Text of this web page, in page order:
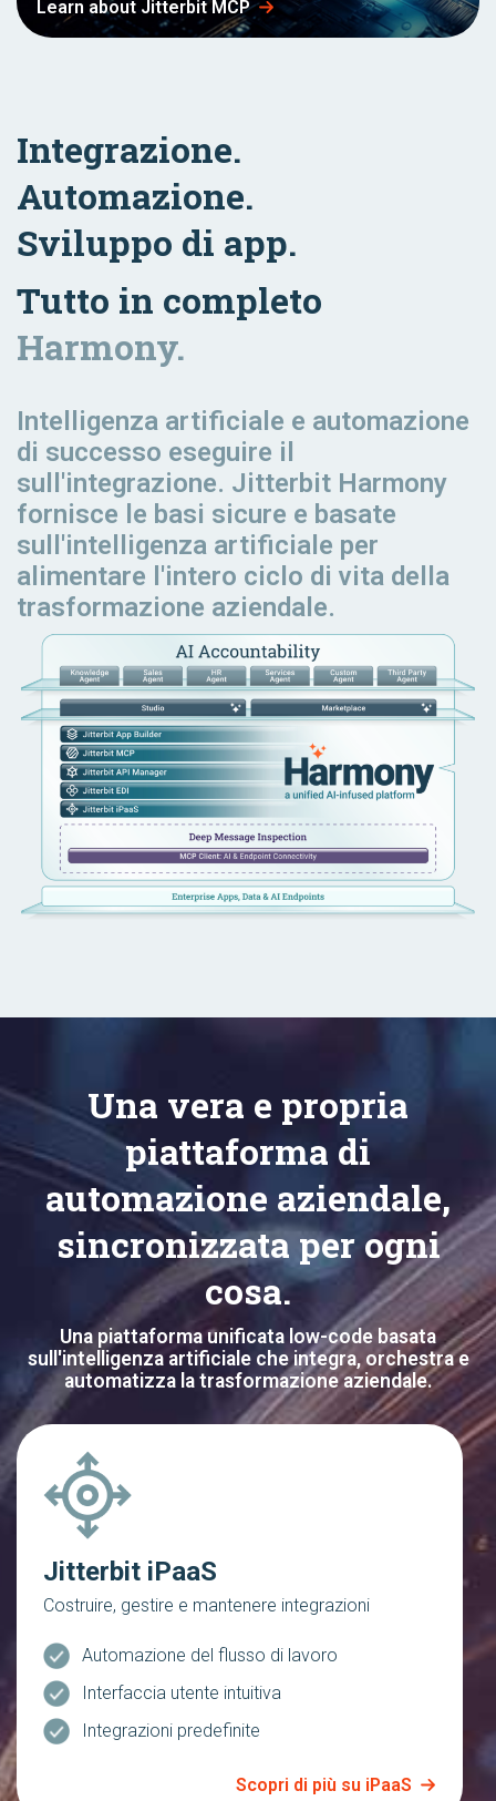
Learn about Jitterbit MCP
Integrazione.
Automazione.
Sviluppo di app.
Tutto in completo
Harmony.
Intelligenza artificiale e automazione
di successo eseguire il
sull'integrazione. Jitterbit Harmony
fornisce le basi sicure e basate
sull'intelligenza artificiale per
alimentare l'intero ciclo di vita della
trasformazione aziendale.
Una vera e propria
piattaforma di
automazione aziendale,
sincronizzata per ogni
cosa.
Una piattaforma unificata low-code basata
sull'intelligenza artificiale che integra, orchestra e
automatizza la trasformazione aziendale.
Jitterbit iPaaS
Costruire, gestire e mantenere integrazioni
Automazione del flusso di lavoro
Interfaccia utente intuitiva
Integrazioni predefinite
Scopri di più su iPaaS